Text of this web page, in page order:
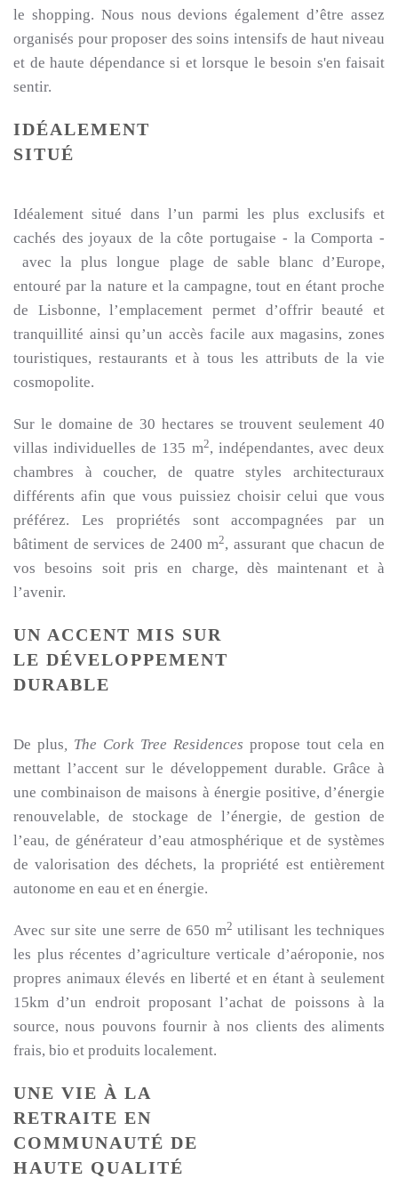
le shopping. Nous nous devions également d’être assez
organisés pour proposer des soins intensifs de haut niveau
et de haute dépendance si et lorsque le besoin s'en faisait
sentir.
IDÉALEMENT
SITUÉ
Idéalement situé dans l’un parmi les plus exclusifs et
cachés des joyaux de la côte portugaise - la Comporta -
avec la plus longue plage de sable blanc d’Europe,
entouré par la nature et la campagne, tout en étant proche
de Lisbonne, l’emplacement permet d’offrir beauté et
tranquillité ainsi qu’un accès facile aux magasins, zones
touristiques, restaurants et à tous les attributs de la vie
cosmopolite.
Sur le domaine de 30 hectares se trouvent seulement 40
villas individuelles de 135 m2, indépendantes, avec deux
chambres à coucher, de quatre styles architecturaux
différents afin que vous puissiez choisir celui que vous
préférez. Les propriétés sont accompagnées par un
bâtiment de services de 2400 m2, assurant que chacun de
vos besoins soit pris en charge, dès maintenant et à
l’avenir.
UN ACCENT MIS SUR
LE DÉVELOPPEMENT
DURABLE
De plus, The Cork Tree Residences propose tout cela en
mettant l’accent sur le développement durable. Grâce à
une combinaison de maisons à énergie positive, d’énergie
renouvelable, de stockage de l’énergie, de gestion de
l’eau, de générateur d’eau atmosphérique et de systèmes
de valorisation des déchets, la propriété est entièrement
autonome en eau et en énergie.
Avec sur site une serre de 650 m2 utilisant les techniques
les plus récentes d’agriculture verticale d’aéroponie, nos
propres animaux élevés en liberté et en étant à seulement
15km d’un endroit proposant l’achat de poissons à la
source, nous pouvons fournir à nos clients des aliments
frais, bio et produits localement.
UNE VIE À LA
RETRAITE EN
COMMUNAUTÉ DE
HAUTE QUALITÉ